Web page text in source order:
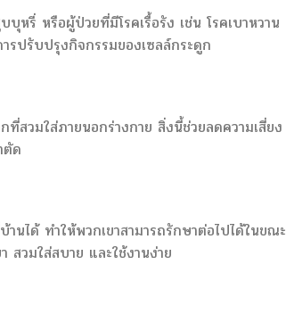
หรี่ หรือผู้ป่วยที่มีโรคเรื้อรัง เช่น โรคเบาหวาน
รปรับปรุงกิจกรรมของเซลล์กระดูก
สวมใส่ภายนอกร่างกาย สิ่งนี้ช่วยลดความเสี่ยง
ตัด
นได้ ทำให้พวกเขาสามารถรักษาต่อไปได้ในขณะ
วมใส่สบาย และใช้งานง่าย